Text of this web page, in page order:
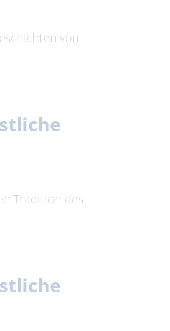
von
Tradition des